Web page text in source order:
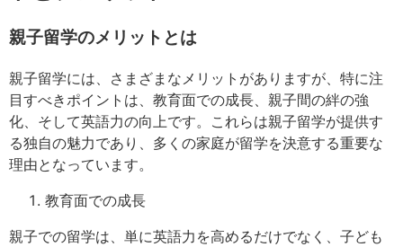
親子留学のメリットとは
親子留学には、さまざまなメリットがありますが、特に注
目すべきポイントは、教育面での成長、親子間の絆の強
化、そして英語力の向上です。これらは親子留学が提供す
る独自の魅力であり、多くの家庭が留学を決意する重要な
理由となっています。
教育面での成長
親子での留学は、単に英語力を高めるだけでなく、子ども